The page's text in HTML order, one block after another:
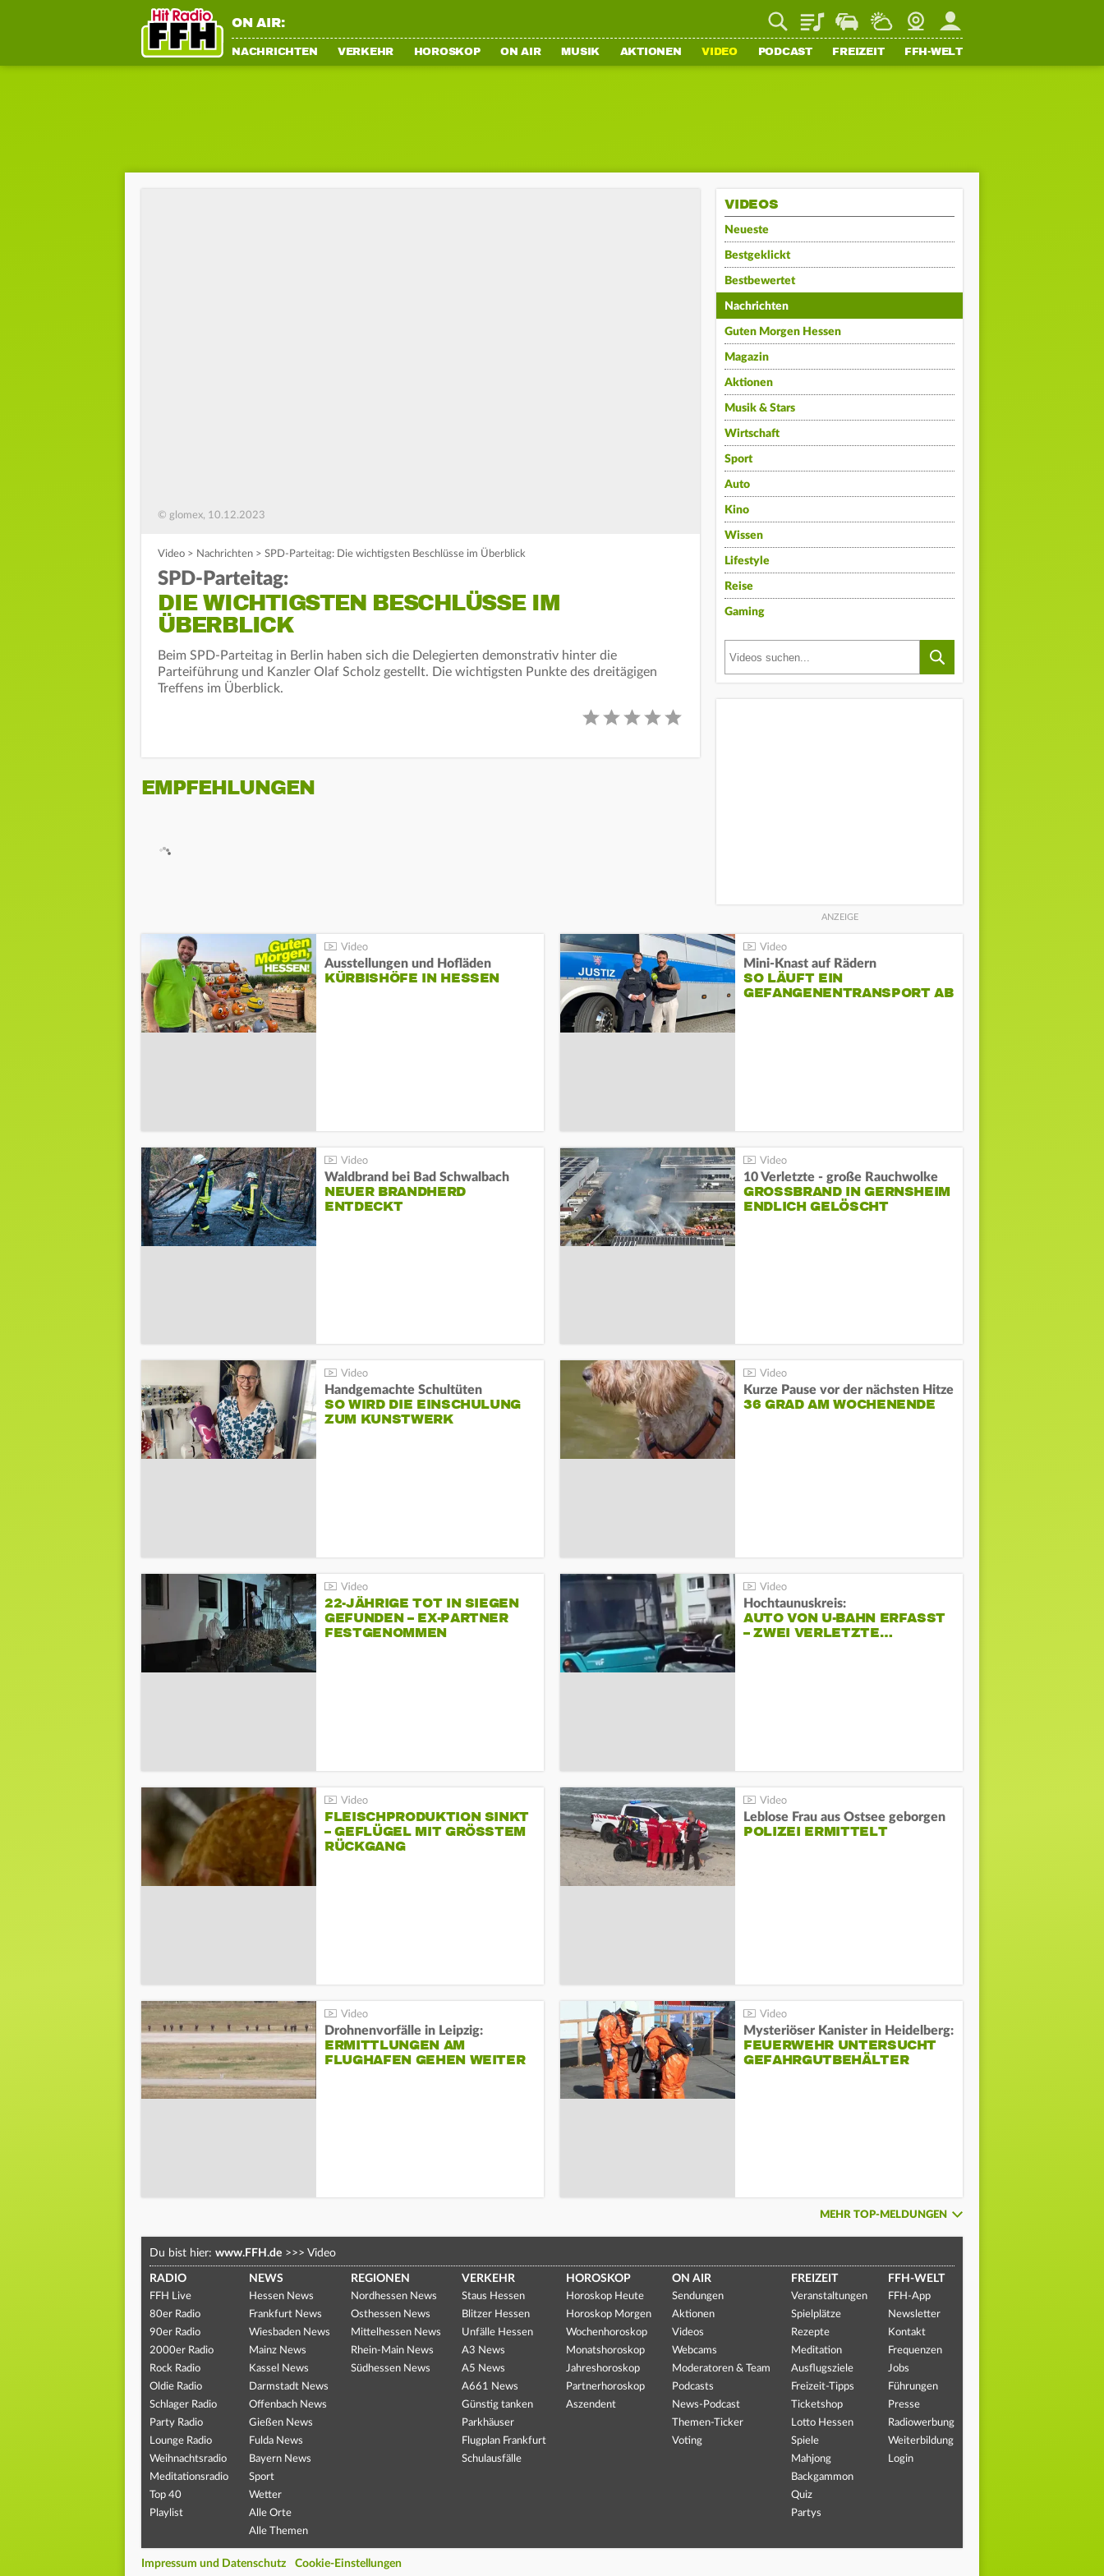
ON AIR: PlaylistStaupilotWetterWebcamMein FFH
NACHRICHTEN VERKEHR HOROSKOP ON AIR MUSIK AKTIONEN VIDEO PODCAST FREIZEIT FFH-WELT
© glomex, 10.12.2023
Video > Nachrichten > SPD-Parteitag: Die wichtigsten Beschlüsse im Überblick
SPD-Parteitag:
DIE WICHTIGSTEN BESCHLÜSSE IM
ÜBERBLICK
Beim SPD-Parteitag in Berlin haben sich die Delegierten demonstrativ hinter die
Parteiführung und Kanzler Olaf Scholz gestellt. Die wichtigsten Punkte des dreitägigen
Treffens im Überblick.
EMPFEHLUNGEN
VIDEOS
Neueste
Bestgeklickt
Bestbewertet
Nachrichten
Guten Morgen Hessen
Magazin
Aktionen
Musik & Stars
Wirtschaft
Sport
Auto
Kino
Wissen
Lifestyle
Reise
Gaming
Ausstellungen und Hofläden
KÜRBISHÖFE IN HESSEN
Mini-Knast auf Rädern
SO LÄUFT EIN
GEFANGENENTRANSPORT AB
Waldbrand bei Bad Schwalbach
NEUER BRANDHERD
ENTDECKT
10 Verletzte - große Rauchwolke
GROSSBRAND IN GERNSHEIM E
NDLICH GELÖSCHT
Handgemachte Schultüten
SO WIRD DIE EINSCHULUNG
ZUM KUNSTWERK
Kurze Pause vor der nächsten Hitze
36 GRAD AM WOCHENENDE
22-JÄHRIGE TOT IN SIEGEN
GEFUNDEN – EX-PARTNER
FESTGENOMMEN
Hochtaunuskreis:
AUTO VON U-BAHN ERFASST
– ZWEI VERLETZTE…
FLEISCHPRODUKTION SINKT
– GEFLÜGEL MIT GRÖSSTEM R
ÜCKGANG
Leblose Frau aus Ostsee geborgen
POLIZEI ERMITTELT
Drohnenvorfälle in Leipzig:
ERMITTLUNGEN AM
FLUGHAFEN GEHEN WEITER
Mysteriöser Kanister in Heidelberg:
FEUERWEHR UNTERSUCHT
GEFAHRGUTBEHÄLTER
MEHR TOP-MELDUNGEN
Du bist hier: www.FFH.de >>> Video
RADIO
FFH Live
80er Radio
90er Radio
2000er Radio
Rock Radio
Oldie Radio
Schlager Radio
Party Radio
Lounge Radio
Weihnachtsradio
Meditationsradio
Top 40
Playlist
NEWS
Hessen News
Frankfurt News
Wiesbaden News
Mainz News
Kassel News
Darmstadt News
Offenbach News
Gießen News
Fulda News
Bayern News
Sport
Wetter
Alle Orte
Alle Themen
REGIONEN
Nordhessen News
Osthessen News
Mittelhessen News
Rhein-Main News
Südhessen News
VERKEHR
Staus Hessen
Blitzer Hessen
Unfälle Hessen
A3 News
A5 News
A661 News
Günstig tanken
Parkhäuser
Flugplan Frankfurt
Schulausfälle
HOROSKOP
Horoskop Heute
Horoskop Morgen
Wochenhoroskop
Monatshoroskop
Jahreshoroskop
Partnerhoroskop
Aszendent
ON AIR
Sendungen
Aktionen
Videos
Webcams
Moderatoren & Team
Podcasts
News-Podcast
Themen-Ticker
Voting
FREIZEIT
Veranstaltungen
Spielplätze
Rezepte
Meditation
Ausflugsziele
Freizeit-Tipps
Ticketshop
Lotto Hessen
Spiele
Mahjong
Backgammon
Quiz
Partys
FFH-WELT
FFH-App
Newsletter
Kontakt
Frequenzen
Jobs
Führungen
Presse
Radiowerbung
Weiterbildung
Login
Impressum und Datenschutz Cookie-Einstellungen